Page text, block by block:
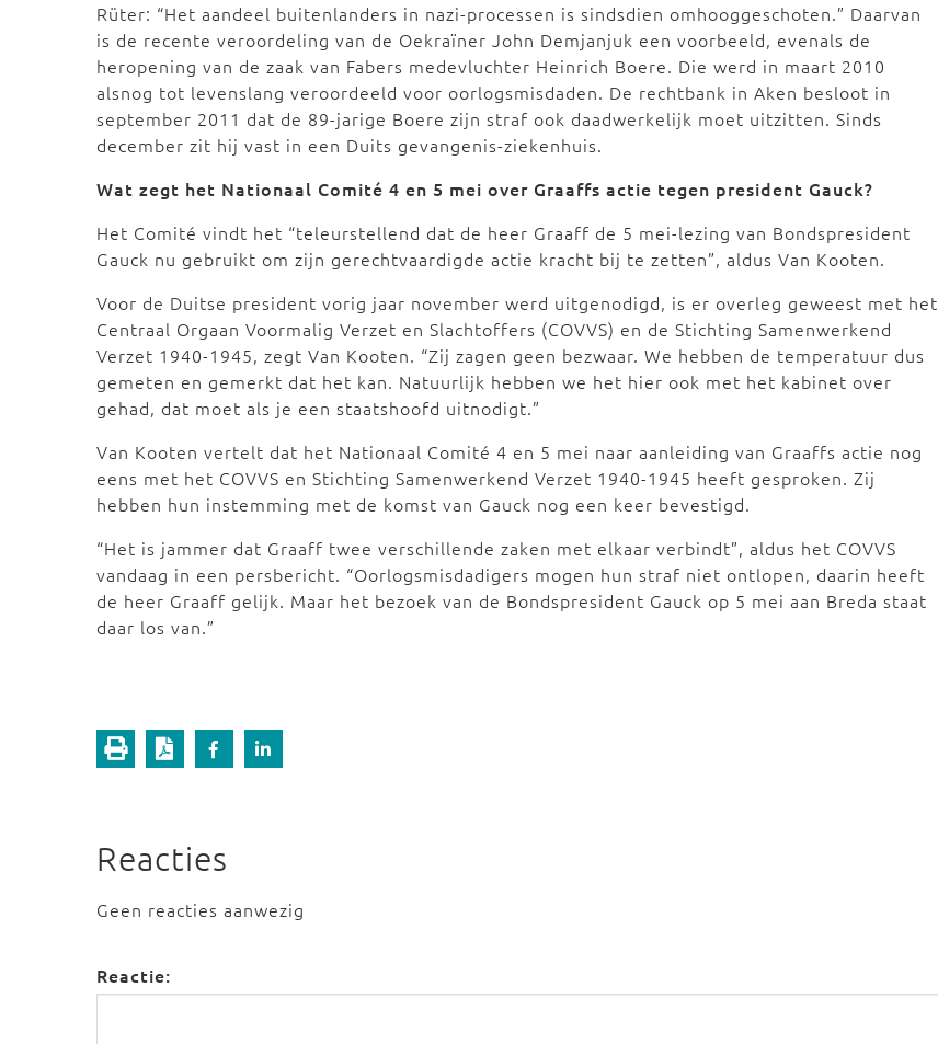
Rüter: “Het aandeel buitenlanders in nazi-processen is sindsdien omhooggeschoten.” Daarvan
is de recente veroordeling van de Oekraïner John Demjanjuk een voorbeeld, evenals de
heropening van de zaak van Fabers medevluchter Heinrich Boere. Die werd in maart 2010
alsnog tot levenslang veroordeeld voor oorlogsmisdaden. De rechtbank in Aken besloot in
september 2011 dat de 89-jarige Boere zijn straf ook daadwerkelijk moet uitzitten. Sinds
december zit hij vast in een Duits gevangenis-ziekenhuis.
Wat zegt het Nationaal Comité 4 en 5 mei over Graaffs actie tegen president Gauck?
Het Comité vindt het “teleurstellend dat de heer Graaff de 5 mei-lezing van Bondspresident
Gauck nu gebruikt om zijn gerechtvaardigde actie kracht bij te zetten”, aldus Van Kooten.
Voor de Duitse president vorig jaar november werd uitgenodigd, is er overleg geweest met het
Centraal Orgaan Voormalig Verzet en Slachtoffers (COVVS) en de Stichting Samenwerkend
Verzet 1940-1945, zegt Van Kooten. “Zij zagen geen bezwaar. We hebben de temperatuur dus
gemeten en gemerkt dat het kan. Natuurlijk hebben we het hier ook met het kabinet over
gehad, dat moet als je een staatshoofd uitnodigt.”
Van Kooten vertelt dat het Nationaal Comité 4 en 5 mei naar aanleiding van Graaffs actie nog
eens met het COVVS en Stichting Samenwerkend Verzet 1940-1945 heeft gesproken. Zij
hebben hun instemming met de komst van Gauck nog een keer bevestigd.
“Het is jammer dat Graaff twee verschillende zaken met elkaar verbindt”, aldus het COVVS
vandaag in een persbericht. “Oorlogsmisdadigers mogen hun straf niet ontlopen, daarin heeft
de heer Graaff gelijk. Maar het bezoek van de Bondspresident Gauck op 5 mei aan Breda staat
daar los van.”
Reacties
Geen reacties aanwezig
Reactie: